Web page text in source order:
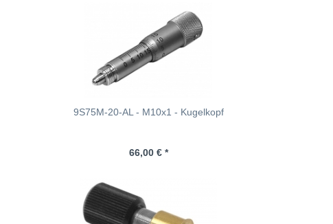
9S75M-20-AL - M10x1 - Kugelkopf
66,00 € *